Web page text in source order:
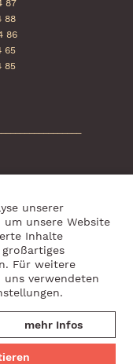
87
88
86
65
85
unserer
unsere Website
Inhalte
Für weitere
verwendeten
mehr Infos